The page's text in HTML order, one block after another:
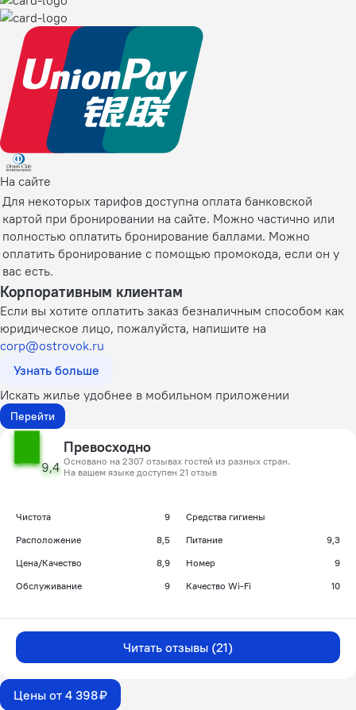
На сайте
Для некоторых тарифов доступна оплата банковской
картой при бронировании на сайте. Можно частично или
полностью оплатить бронирование баллами. Можно
оплатить бронирование с помощью промокода, если он у
вас есть.
Корпоративным клиентам
Если вы хотите оплатить заказ безналичным способом как
юридическое лицо, пожалуйста, напишите на
corp@ostrovok.ru
Узнать больше
Искать жилье удобнее в мобильном приложении
Перейти
9,4
Превосходно
Основано на 2307 отзывах гостей из разных стран.
На вашем языке доступен 21 отзыв
Чистота 9
Средства гигиены
Расположение
8,5 Питание
9,3
Цена/Качество
8,9 Номер
9
Обслуживание
9 Качество Wi-Fi 10
Читать отзывы (21)
Цены от 4 398 ₽